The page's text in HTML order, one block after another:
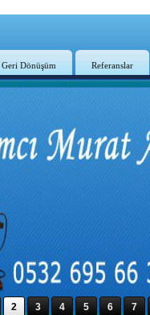
Geri Dönüşüm Referanslar
2 3 4 5 6 7